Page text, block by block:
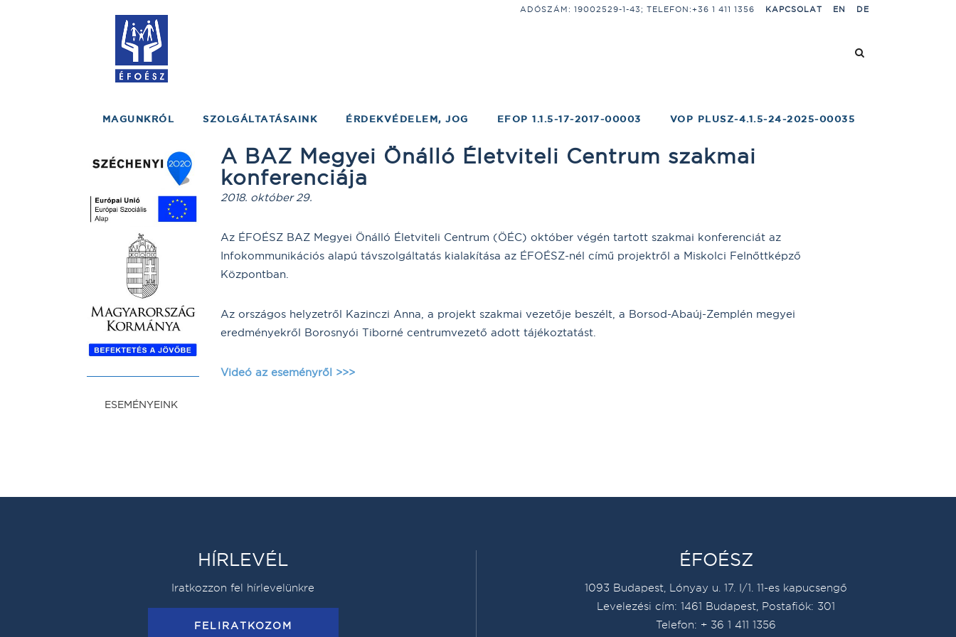
ADÓSZÁM: 19002529-1-43; TELEFON:+36 1 411 1356 KAPCSOLAT EN DE
MAGUNKRÓL SZOLGÁLTATÁSAINK ÉRDEKVÉDELEM, JOG EFOP 1.1.5-17-2017-00003 VOP PLUSZ-4.1.5-24-2025-00035
ESEMÉNYEINK
A BAZ Megyei Önálló Életviteli Centrum szakmai
konferenciája
2018. október 29.
Az ÉFOÉSZ BAZ Megyei Önálló Életviteli Centrum (ÖÉC) október végén tartott szakmai konferenciát az
Infokommunikációs alapú távszolgáltatás kialakítása az ÉFOÉSZ-nél című projektről a Miskolci Felnőttképző
Központban.
Az országos helyzetről Kazinczi Anna, a projekt szakmai vezetője beszélt, a Borsod-Abaúj-Zemplén megyei
eredményekről Borosnyói Tiborné centrumvezető adott tájékoztatást.
Videó az eseményről >>>
HÍRLEVÉL
Iratkozzon fel hírlevelünkre
FELIRATKOZOM
ÉFOÉSZ
1093 Budapest, Lónyay u. 17. I/1. 11-es kapucsengő
Levelezési cím: 1461 Budapest, Postafiók: 301
Telefon: + 36 1 411 1356